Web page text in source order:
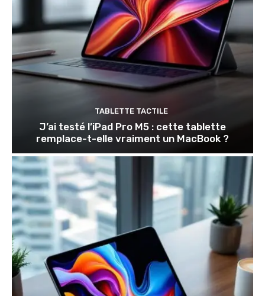
TABLETTE TACTILE
J’ai testé l’iPad Pro M5 : cette tablette
remplace-t-elle vraiment un MacBook ?